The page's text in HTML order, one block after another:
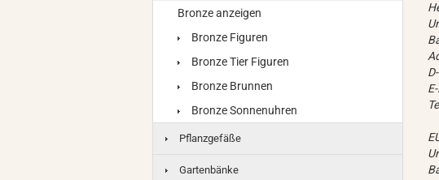
Bronze anzeigen
Bronze Figuren
Bronze Tier Figuren
Bronze Brunnen
Bronze Sonnenuhren
Pflanzgefäße
Gartenbänke